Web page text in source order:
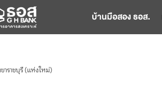
บ้านมือสอง ธอส.
าราชบุรี (แห่งใหม่)